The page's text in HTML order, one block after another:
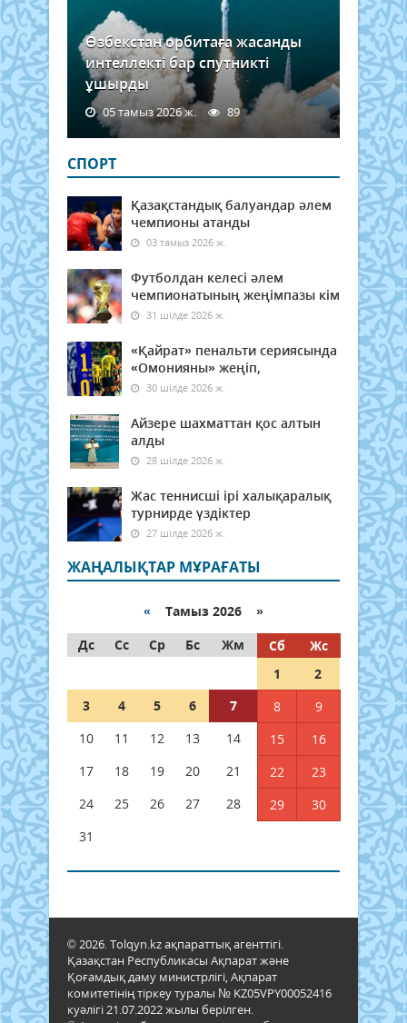
Өзбекстан орбитаға жасанды
интеллекті бар спутникті
ұшырды
05 тамыз 2026 ж. 89
СПОРТ
Қазақстандық балуандар әлем
чемпионы атанды
03 тамыз 2026 ж.
Футболдан келесі әлем
чемпионатының жеңімпазы кім
31 шілде 2026 ж.
«Қайрат» пенальти сериясында
«Омонияны» жеңіп,
30 шілде 2026 ж.
Айзере шахматтан қос алтын
алды
28 шілде 2026 ж.
Жас теннисші ірі халықаралық
турнирде үздіктер
27 шілде 2026 ж.
ЖАҢАЛЫҚТАР МҰРАҒАТЫ
« Тамыз 2026 »
Дс
Сс Ср Бс Жм Сб
Жс
1
2
3
4 5 6 7 8
9
10
11 12 13 14 15
16
17
18 19 20 21 22
23
24
25 26 27 28 29
30
31
© 2026. Tolqyn.kz ақпараттық агенттігі.
Қазақстан Республикасы Ақпарат және
Қоғамдық даму министрлігі, Ақпарат
комитетінің тіркеу туралы № KZ05VPY00052416
куәлігі 21.07.2022 жылы берілген.